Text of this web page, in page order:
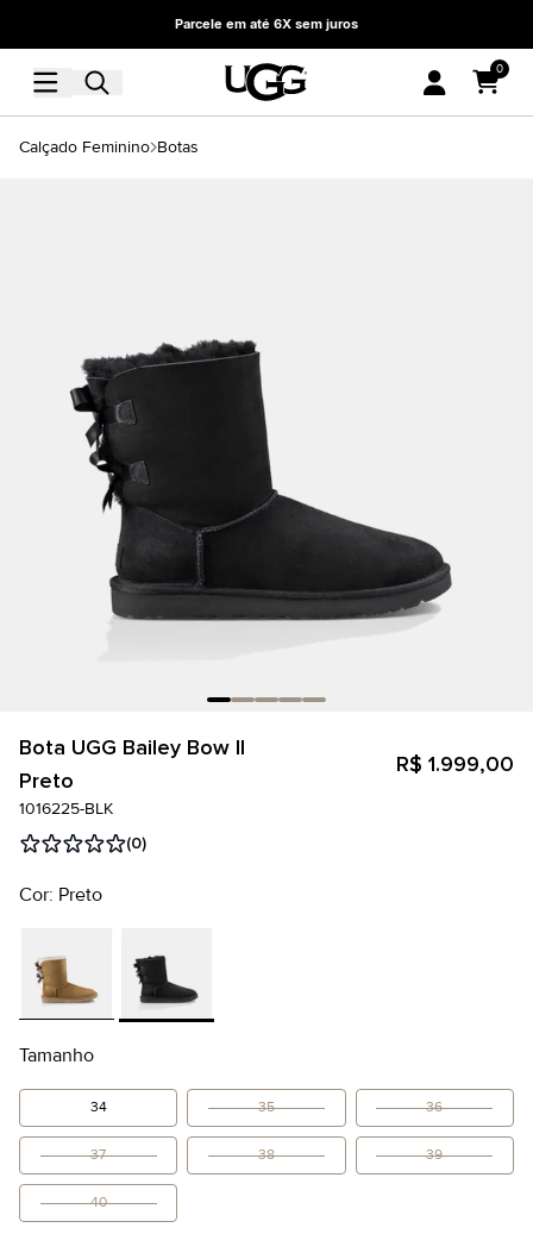
Parcele em até 6X sem juros
0
Calçado Feminino Botas
Bota UGG Bailey Bow II
Preto
R$ 1.999,00
1016225-BLK
(0)
Cor: Preto
Tamanho
34 35 36
37 38 39
40